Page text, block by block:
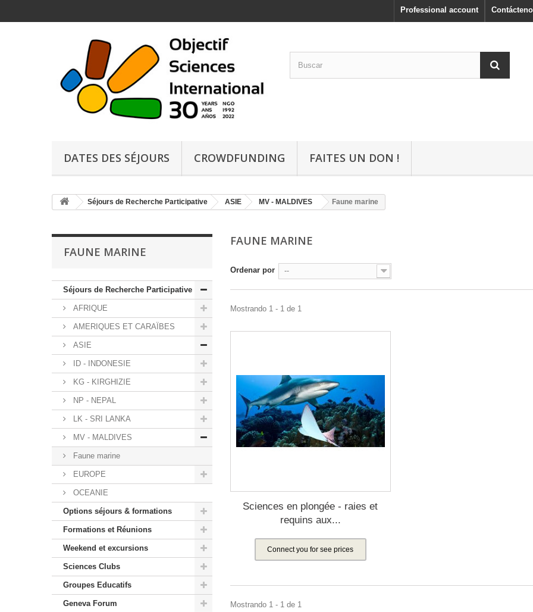
Professional account
DATES DES SÉJOURS CROWDFUNDING FAITES UN DON !
Séjours de Recherche Participative ASIE MV - MALDIVES Faune marine
FAUNE MARINE
Séjours de Recherche Participative
AFRIQUE
AMERIQUES ET CARAÏBES
ASIE
ID - INDONESIE
KG - KIRGHIZIE
NP - NEPAL
LK - SRI LANKA
MV - MALDIVES
Faune marine
EUROPE
OCEANIE
Options séjours & formations
Formations et Réunions
Weekend et excursions
Sciences Clubs
Groupes Educatifs
Geneva Forum
FAUNE MARINE
Ordenar por --
Mostrando 1 - 1 de 1
Sciences en plongée - raies et
requins aux...
Connect you for see prices
Mostrando 1 - 1 de 1